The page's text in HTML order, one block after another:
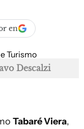
en
Descalzi
Tabaré Viera,